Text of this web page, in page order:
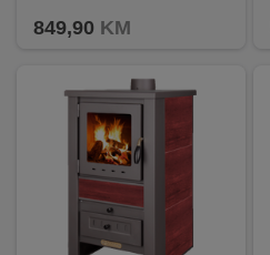
KATALOZI
849,90 KM